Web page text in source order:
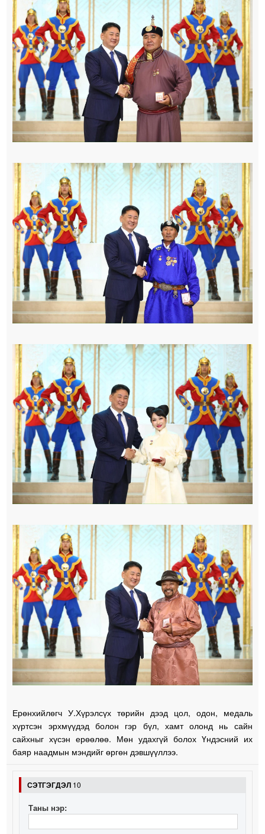
Ерөнхийлөгч У.Хүрэлсүх төрийн дээд цол, одон, медаль
хүртсэн эрхмүүдэд болон гэр бүл, хамт олонд нь сайн
сайхныг хүсэн ерөөлөө. Мөн удахгүй болох Үндэсний их
баяр наадмын мэндийг өргөн дэвшүүллээ.
СЭТГЭГДЭЛ 10
Таны нэр: